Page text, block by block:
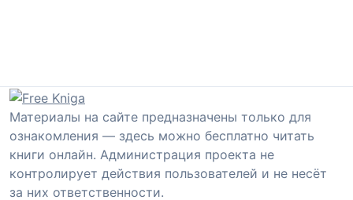
Материалы на сайте предназначены только для
ознакомления — здесь можно бесплатно читать
книги онлайн. Администрация проекта не
контролирует действия пользователей и не несёт
за них ответственности.